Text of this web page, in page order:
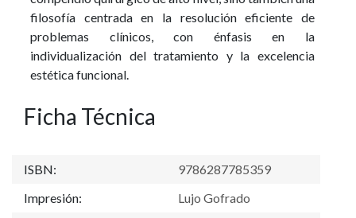
filosofía centrada en la resolución eficiente de
problemas clínicos, con énfasis en la
individualización del tratamiento y la excelencia
estética funcional.
Ficha Técnica
ISBN:
9786287785359
Impresión:
Lujo Gofrado